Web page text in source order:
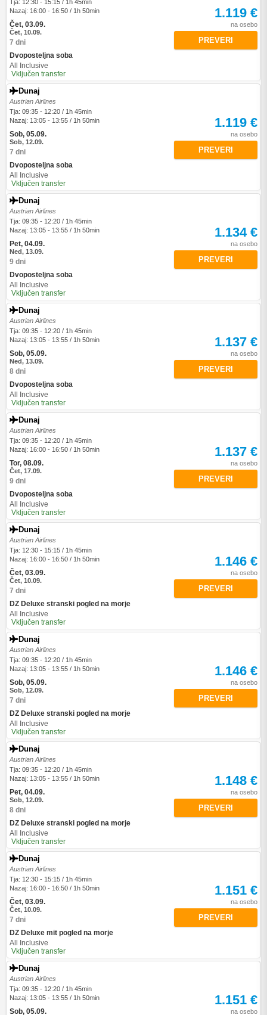
Tja: 12:30 - 15:15 / 1h 45min
Nazaj: 16:00 - 16:50 / 1h 50min
Čet, 03.09.
Čet, 10.09.
7 dni
Dvoposteljna soba
All Inclusive
Vključen transfer
1.119 €
na osebo
PREVERI
Dunaj
Austrian Airlines
Tja: 09:35 - 12:20 / 1h 45min
Nazaj: 13:05 - 13:55 / 1h 50min
Sob, 05.09.
Sob, 12.09.
7 dni
Dvoposteljna soba
All Inclusive
Vključen transfer
1.119 €
na osebo
PREVERI
Dunaj
Austrian Airlines
Tja: 09:35 - 12:20 / 1h 45min
Nazaj: 13:05 - 13:55 / 1h 50min
Pet, 04.09.
Ned, 13.09.
9 dni
Dvoposteljna soba
All Inclusive
Vključen transfer
1.134 €
na osebo
PREVERI
Dunaj
Austrian Airlines
Tja: 09:35 - 12:20 / 1h 45min
Nazaj: 13:05 - 13:55 / 1h 50min
Sob, 05.09.
Ned, 13.09.
8 dni
Dvoposteljna soba
All Inclusive
Vključen transfer
1.137 €
na osebo
PREVERI
Dunaj
Austrian Airlines
Tja: 09:35 - 12:20 / 1h 45min
Nazaj: 16:00 - 16:50 / 1h 50min
Tor, 08.09.
Čet, 17.09.
9 dni
Dvoposteljna soba
All Inclusive
Vključen transfer
1.137 €
na osebo
PREVERI
Dunaj
Austrian Airlines
Tja: 12:30 - 15:15 / 1h 45min
Nazaj: 16:00 - 16:50 / 1h 50min
Čet, 03.09.
Čet, 10.09.
7 dni
DZ Deluxe stranski pogled na morje
All Inclusive
Vključen transfer
1.146 €
na osebo
PREVERI
Dunaj
Austrian Airlines
Tja: 09:35 - 12:20 / 1h 45min
Nazaj: 13:05 - 13:55 / 1h 50min
Sob, 05.09.
Sob, 12.09.
7 dni
DZ Deluxe stranski pogled na morje
All Inclusive
Vključen transfer
1.146 €
na osebo
PREVERI
Dunaj
Austrian Airlines
Tja: 09:35 - 12:20 / 1h 45min
Nazaj: 13:05 - 13:55 / 1h 50min
Pet, 04.09.
Sob, 12.09.
8 dni
DZ Deluxe stranski pogled na morje
All Inclusive
Vključen transfer
1.148 €
na osebo
PREVERI
Dunaj
Austrian Airlines
Tja: 12:30 - 15:15 / 1h 45min
Nazaj: 16:00 - 16:50 / 1h 50min
Čet, 03.09.
Čet, 10.09.
7 dni
DZ Deluxe mit pogled na morje
All Inclusive
Vključen transfer
1.151 €
na osebo
PREVERI
Dunaj
Austrian Airlines
Tja: 09:35 - 12:20 / 1h 45min
Nazaj: 13:05 - 13:55 / 1h 50min
Sob, 05.09.
1.151 €
na osebo